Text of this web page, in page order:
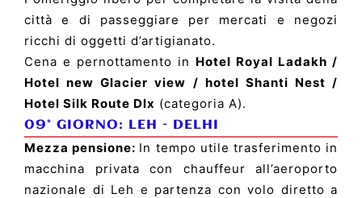
città e di passeggiare per mercati e negozi
ricchi di oggetti d’artigianato.
Cena e pernottamento in Hotel Royal Ladakh /
Hotel new Glacier view / hotel Shanti Nest /
Hotel Silk Route Dlx (categoria A).
09° GIORNO: LEH – DELHI
Mezza pensione: In tempo utile trasferimento in
macchina privata con chauffeur all’aeroporto
nazionale di Leh e partenza con volo diretto a